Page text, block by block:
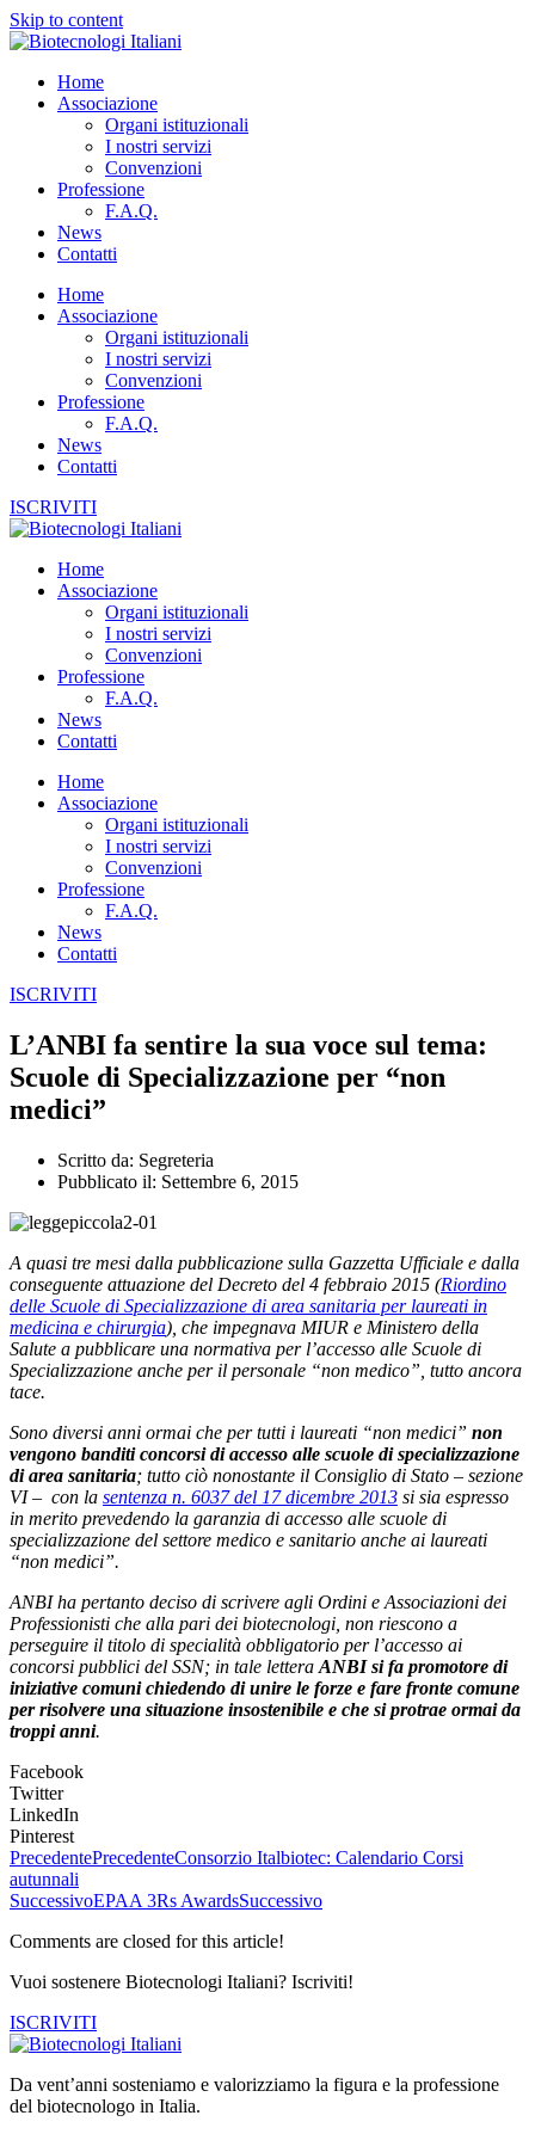
Skip to content
Home
Associazione
Organi istituzionali
I nostri servizi
Convenzioni
Professione
F.A.Q.
News
Contatti
Home
Associazione
Organi istituzionali
I nostri servizi
Convenzioni
Professione
F.A.Q.
News
Contatti
ISCRIVITI
Home
Associazione
Organi istituzionali
I nostri servizi
Convenzioni
Professione
F.A.Q.
News
Contatti
Home
Associazione
Organi istituzionali
I nostri servizi
Convenzioni
Professione
F.A.Q.
News
Contatti
ISCRIVITI
L’ANBI fa sentire la sua voce sul tema:
Scuole di Specializzazione per “non
medici”
Scritto da: Segreteria
Pubblicato il: Settembre 6, 2015
A quasi tre mesi dalla pubblicazione sulla Gazzetta Ufficiale e dalla
conseguente attuazione del Decreto del 4 febbraio 2015 (Riordino
delle Scuole di Specializzazione di area sanitaria per laureati in
medicina e chirurgia), che impegnava MIUR e Ministero della
Salute a pubblicare una normativa per l’accesso alle Scuole di
Specializzazione anche per il personale “non medico”, tutto ancora
tace.
Sono diversi anni ormai che per tutti i laureati “non medici” non
vengono banditi concorsi di accesso alle scuole di specializzazione
di area sanitaria; tutto ciò nonostante il Consiglio di Stato – sezione
VI – con la sentenza n. 6037 del 17 dicembre 2013 si sia espresso
in merito prevedendo la garanzia di accesso alle scuole di
specializzazione del settore medico e sanitario anche ai laureati
“non medici”.
ANBI ha pertanto deciso di scrivere agli Ordini e Associazioni dei
Professionisti che alla pari dei biotecnologi, non riescono a
perseguire il titolo di specialità obbligatorio per l’accesso ai
concorsi pubblici del SSN; in tale lettera ANBI si fa promotore di
iniziative comuni chiedendo di unire le forze e fare fronte comune
per risolvere una situazione insostenibile e che si protrae ormai da
troppi anni.
Facebook
Twitter
LinkedIn
Pinterest
PrecedentePrecedenteConsorzio Italbiotec: Calendario Corsi
autunnali
SuccessivoEPAA 3Rs AwardsSuccessivo
Comments are closed for this article!
Vuoi sostenere Biotecnologi Italiani? Iscriviti!
ISCRIVITI
Da vent’anni sosteniamo e valorizziamo la figura e la professione
del biotecnologo in Italia.